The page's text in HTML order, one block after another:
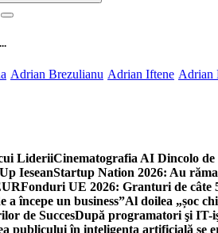
Adrian Brezulianu Adrian Iftene Adrian
LideriiCinematografia AI Dincolo
IeseanStartup Nation 2026: Au
Fonduri UE 2026: Granturi de câte
a începe un business”Al doilea „șoc
de SuccesDupă programatori şi IT-
publicului în inteligenţa artificială se